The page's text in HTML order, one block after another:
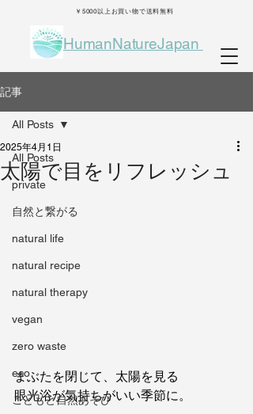
HumanNatureJapan
￥5000以上お買い物で送料無料
記事
All Posts
private
自然と繋がる
natural life
natural recipe
natural therapy
vegan
zero waste
eco
こどもと自然あそび
All Posts
太陽で目をリフレッシュ
2025年4月1日
まぶたを閉じて、太陽を見る
眼光浴が気持ちがいい季節に。